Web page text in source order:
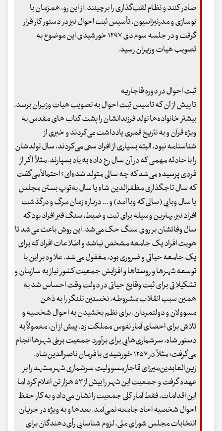
صادر کنند و نظام لقب‌گذاری را برچینند. از این رو، همزمان با
نوسازی و مدرنیزاسیون، تأسیس ثبت احوال نیز در دستور کار قرار
گرفت و در جلسه سوم دی ۱۲۹۷ خورشیدی این موضوع به
تصویب هیات وزیران رسید.
ثبت احوال در دوره قاجاریه
تا پیش از آن که تاسیس ثبت احوال به تصویب هیات وزیران برسد،
بیشتر خانواده‌ها تولد فرزندانشان را پشت کتاب های مقدس به
ویژه قرآن و به تاریخ قمری یادداشت می‌کردند و خبری از
شناسنامه نبود، البته بسیاری از افراد سعی می‌کردند، سال تولدشان
را با حادثه مهمی که در آن سال رخ داده به یاد بسپارند. مثلاً اگر از
فردی پرسیده می‌شد که چه سالی متولد شده‌ای؟ احتمالاً می‌گفت
که سال تاجگذاری مظفرالدین شاه یا سال به‌توپ بستن مجلس
یا سال وبایی (سالی که وبا آمد) و ... درباره زمان مرگ و درگذشت
افراد نیز، بهترین وسیله برای ثبت و ضبط، سنگ قبر افراد بود که
سال وفاتشان بر روی سنگ حک می‌شد. این روش باعث می‌شد تا
هویت افراد یک جامعه مشخص نباشد و اطلاعات افراد که برای
یک جامعه حیاتی و ضروری بود، مغفول می‌شد. علاوه بر این با
توسعه شهرها و روستاها و افزایش جمعیت کشور نیاز به سازمان و
تشکیلاتی برای ثبت وقایع حیاتی در دولت وقت احساس شد به
همین سبب انقلاب مشروطه، نخستین تلنگر را به ذهن
مسوولان و دولتمردان، برای نظم بخشیدن به احوال شخصیه و
تلاش برای احصای آمار نفوس مملکت زد. پیش از آن، معمولاً به
دستور شاه، سرشماری‌هایی برای برآورد جمعیت برخی شهرها انجام
می‌گرفت؛ مثلاً در ۱۲۵۷ خورشیدی با فرمان ناصرالدین‌شاه،
زین‌العابدین‌میرزای قاجار مسوولیت سرشماری شهر مشهد را بر
عهده‌ گرفت و جمعیت این شهر را بیش از ۵۳ هزار تن اعلام کرد اما
این اقدامات، فقط آمار کلی جمعیت را نشان می‌داد و به کار حفظ
احوال شخصیه آحاد جامعه نمی‌آمد. بعدها و به ویژه در جریان
انتخابات مجلس شورای ملی، لزوم شناسایی رأی‌دهندگان برای